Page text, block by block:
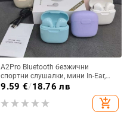
A2Pro Bluetooth безжични
спортни слушалки, мини In-Ear,
5.3 дълга издръжливост на
9.59 €/18.76 лв
add_shopping_cart